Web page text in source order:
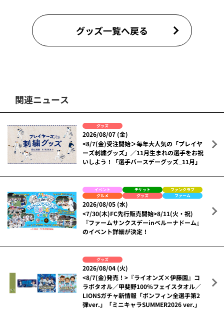
グッズ一覧へ戻る
関連ニュース
グッズ
2026/08/07 (金)
<8/7(金)受注開始＞毎年大人気の「プレイヤ
ーズ刺繍グッズ」／11月生まれの選手をお祝
いしよう！「選手バースデーグッズ_11月」
イベント チケット
ファンクラブ
グルメ
グッズ ファーム
2026/08/05 (水)
<7/30(木)FC先行販売開始>8/11(火・祝)
『ファームサンクスデーinベルーナドーム』
のイベント詳細が決定！
グッズ
2026/08/04 (火)
<8/7(金)発売！>『ライオンズ×伊藤園』コ
ラボタオル／甲斐野100％フェイスタオル／
LIONSガチャ新情報「ボンフィン全選手第2
弾ver.」「ミニキャラSUMMER2026 ver.」